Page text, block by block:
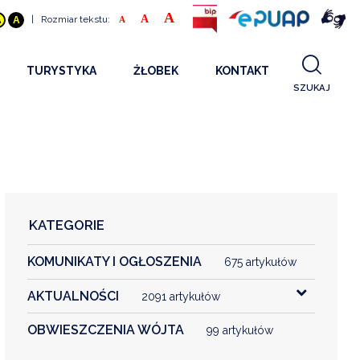
A | Rozmiar tekstu: A A A
TURYSTYKA ŻŁOBEK
KONTAKT
KONTAKT
SZUKAJ
KATEGORIE
KOMUNIKATY I OGŁOSZENIA 675 artykułów
AKTUALNOŚCI 2091 artykułów
OBWIESZCZENIA WÓJTA 99 artykułów